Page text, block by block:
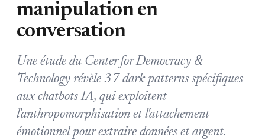
manipulation en
conversation
Une étude du Center for Democracy &
Technology révèle 37 dark patterns spécifiques
aux chatbots IA, qui exploitent
l'anthropomorphisation et l'attachement
émotionnel pour extraire données et argent.